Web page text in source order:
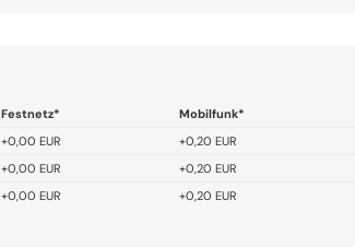
Festnetz*
Mobilfunk*
+0,00 EUR
+0,20 EUR
+0,00 EUR
+0,20 EUR
+0,00 EUR +0,20 EUR